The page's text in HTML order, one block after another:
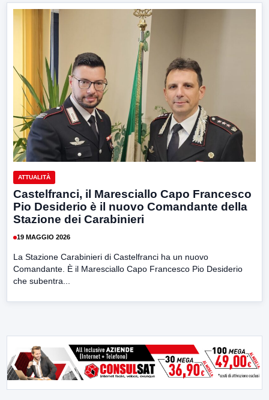
ATTUALITÀ
Castelfranci, il Maresciallo Capo Francesco
Pio Desiderio è il nuovo Comandante della
Stazione dei Carabinieri
19 MAGGIO 2026
La Stazione Carabinieri di Castelfranci ha un nuovo
Comandante. È il Maresciallo Capo Francesco Pio Desiderio
che subentra...